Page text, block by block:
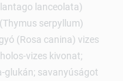
lanceolata)
serpyllum)
(Rosa canina) vizes
vizes kivonat;
glukán; savanyúságot